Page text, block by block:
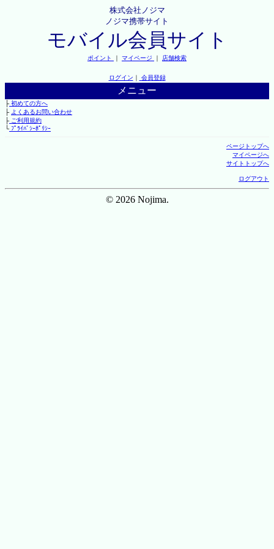
株式会社ノジマ
ノジマ携帯サイト
モバイル会員サイト
ポイント ｜ マイページ ｜ 店舗検索
ログイン ｜ 会員登録
メニュー
├初めての方へ
├ よくあるお問い合わせ
├ご利用規約
└ﾌﾟﾗｲﾊﾞｼｰﾎﾟﾘｼｰ
ページトップへ
マイページへ
サイトトップへ
ログアウト
© 2026 Nojima.